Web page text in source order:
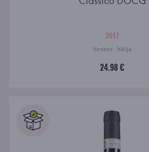
2017
Veneto · Itālija
24.98 €